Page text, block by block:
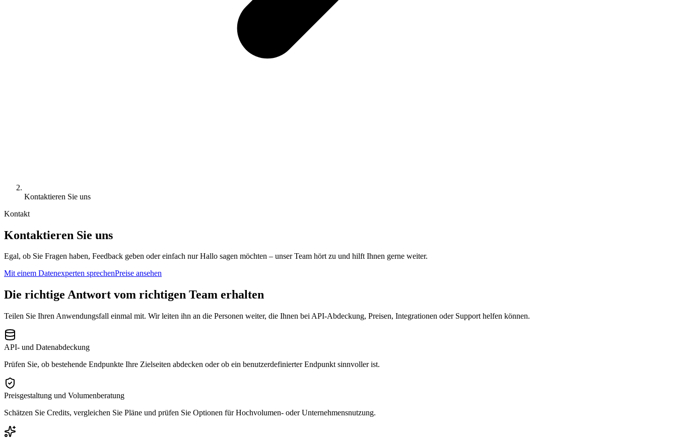
Kontaktieren Sie uns
Kontakt
Kontaktieren Sie uns
Egal, ob Sie Fragen haben, Feedback geben oder einfach nur Hallo sagen möchten – unser Team hört zu und hilft Ihnen gerne weiter.
Mit einem Datenexperten sprechenPreise ansehen
Die richtige Antwort vom richtigen Team erhalten
Teilen Sie Ihren Anwendungsfall einmal mit. Wir leiten ihn an die Personen weiter, die Ihnen bei API-Abdeckung, Preisen, Integrationen oder Support helfen können.
API- und Datenabdeckung
Prüfen Sie, ob bestehende Endpunkte Ihre Zielseiten abdecken oder ob ein benutzerdefinierter Endpunkt sinnvoller ist.
Preisgestaltung und Volumenberatung
Schätzen Sie Credits, vergleichen Sie Pläne und prüfen Sie Optionen für Hochvolumen- oder Unternehmensnutzung.